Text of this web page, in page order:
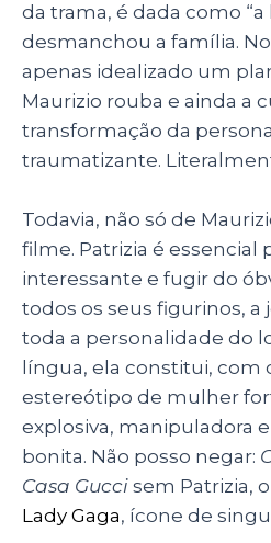
da trama, é dada como “a
desmanchou a família.
apenas idealizado um
Maurizio rouba e ainda a
transformação da
traumatizante.
Todavia, não só de
filme. Patrizia é essencial
interessante e fugir do
todos os seus figurinos, a
toda a personalidade do
língua, ela constitui, com
estereótipo de mulher
explosiva, manipuladora
bonita. Não posso negar:
Casa Gucci sem Patrizia,
Lady Gaga, ícone de